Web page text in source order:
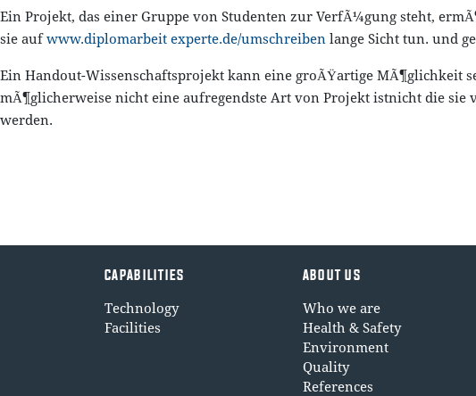
Ein Projekt, das einer Gruppe von Studenten zur VerfÃ¼gung steht,
sie aufwww.diplomarbeit experte.de/umschreiben lange Sicht tun. und
Ein Handout-Wissenschaftsprojekt kann eine groÃŸartige MÃ¶glichkeit
mÃ¶glicherweise nicht eine aufregendste Art von Projekt istnicht die
werden.
CAPABILITIES
Technology
Facilities
ABOUT US
Who we are
Health & Safety
Environment
Quality
References